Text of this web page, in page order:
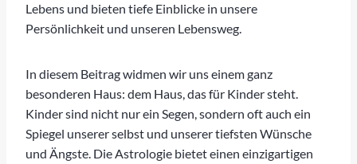
Lebens und bieten tiefe Einblicke in unsere
Persönlichkeit und unseren Lebensweg.
In diesem Beitrag widmen wir uns einem ganz
besonderen Haus: dem Haus, das für Kinder steht.
Kinder sind nicht nur ein Segen, sondern oft auch ein
Spiegel unserer selbst und unserer tiefsten Wünsche
und Ängste. Die Astrologie bietet einen einzigartigen